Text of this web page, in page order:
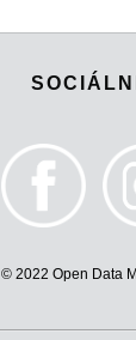
© 2022 Open Data